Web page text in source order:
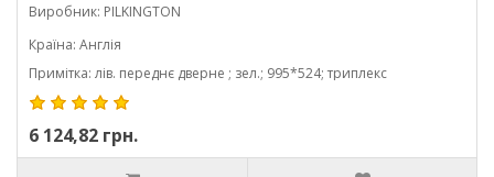
Виробник: PILKINGTON
Країна: Англія
Примітка: лів. переднє дверне ; зел.; 995*524; триплекс
6 124,82 грн.